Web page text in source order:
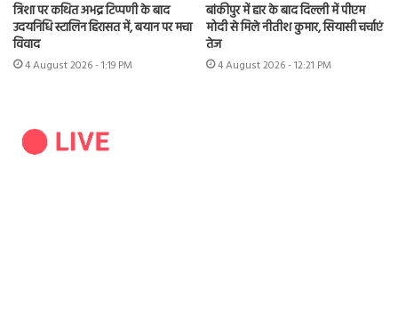
त्रिशा पर कथित अभद्र टिप्पणी के बाद
उदयनिधि स्टालिन हिरासत में, बयान पर मचा
विवाद
4 August 2026 - 1:19 PM
बांकीपुर में हार के बाद दिल्ली में पीएम
मोदी से मिले नीतीश कुमार, सियासी चर्चाएं
तेज
4 August 2026 - 12:21 PM